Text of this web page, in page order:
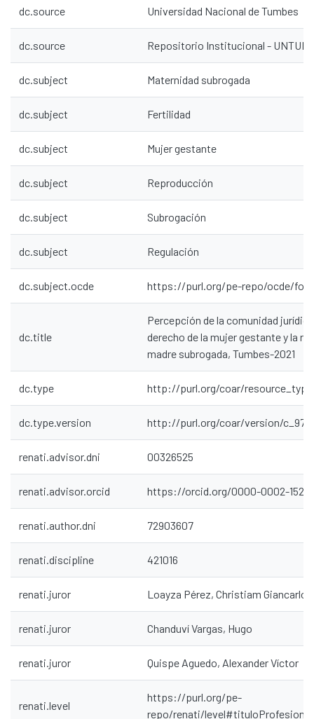
dc.source Universidad Nacional de Tumbes
dc.source Repositorio Institucional -
dc.subject Maternidad subrogada
dc.subject Fertilidad
dc.subject Mujer gestante
dc.subject Reproducción
dc.subject Subrogación
dc.subject Regulación
dc.subject.ocde https://purl.org/pe-repo/ocde/
dc.title
Percepción de la comunidad
derecho de la mujer gestante y la
madre subrogada, Tumbes-2021
dc.type http://purl.org/coar/
dc.type.version http://purl.org/coar/version/
renati.advisor.dni 00326525
renati.advisor.orcid https://orcid.org/0000-0002-1529-
renati.author.dni 72903607
renati.discipline 421016
renati.juror Loayza Pérez, Christiam Giancarlo
renati.juror Chanduví Vargas, Hugo
renati.juror Quispe Aguedo, Alexander Víctor
renati.level
https://purl.org/pe-
repo/renati/level#tituloProfesional